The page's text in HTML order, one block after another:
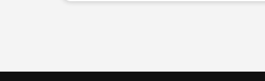
Kattintsaz